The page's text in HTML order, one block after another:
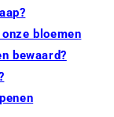
bloemen
bewaard?